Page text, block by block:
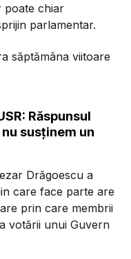
poate chiar
parlamentar.
săptămâna viitoare
Răspunsul
susținem un
Drăgoescu a
care face parte are
prin care membrii
votării unui Guvern